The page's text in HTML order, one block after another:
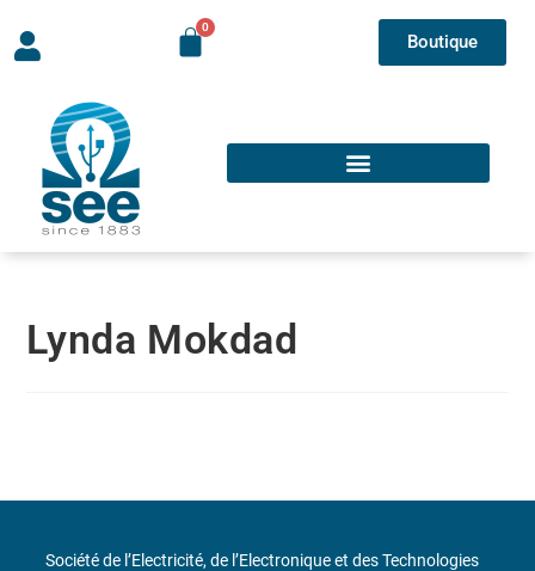
Boutique
Lynda Mokdad
Société de l’Electricité, de l’Electronique et des Technologies